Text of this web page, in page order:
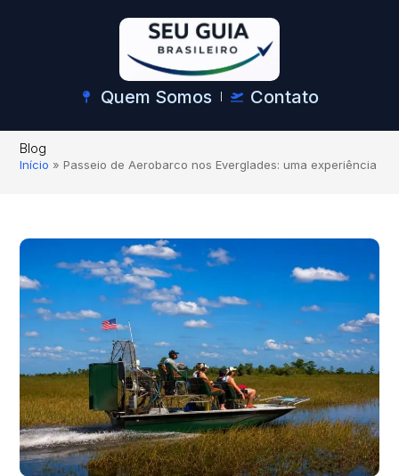
Quem Somos Contato
Blog
Início »Passeio de Aerobarco nos Everglades: uma experiência